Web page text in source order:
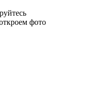
фото